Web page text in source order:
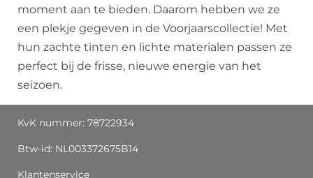
moment aan te bieden. Daarom hebben we ze
een plekje gegeven in de Voorjaarscollectie! Met
hun zachte tinten en lichte materialen passen ze
perfect bij de frisse, nieuwe energie van het
seizoen.
KvK nummer: 78722934
Btw-id: NL003372675B14
Klantenservice